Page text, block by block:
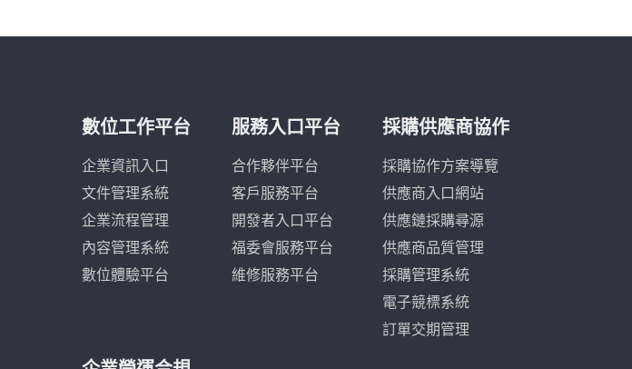
數位工作平台
企業資訊入口
文件管理系統
企業流程管理
內容管理系統
數位體驗平台
服務入口平台
合作夥伴平台
客戶服務平台
開發者入口平台
福委會服務平台
維修服務平台
採購供應商協作
採購協作方案導覽
供應商入口網站
供應鏈採購尋源
供應商品質管理
採購管理系統
電子競標系統
訂單交期管理